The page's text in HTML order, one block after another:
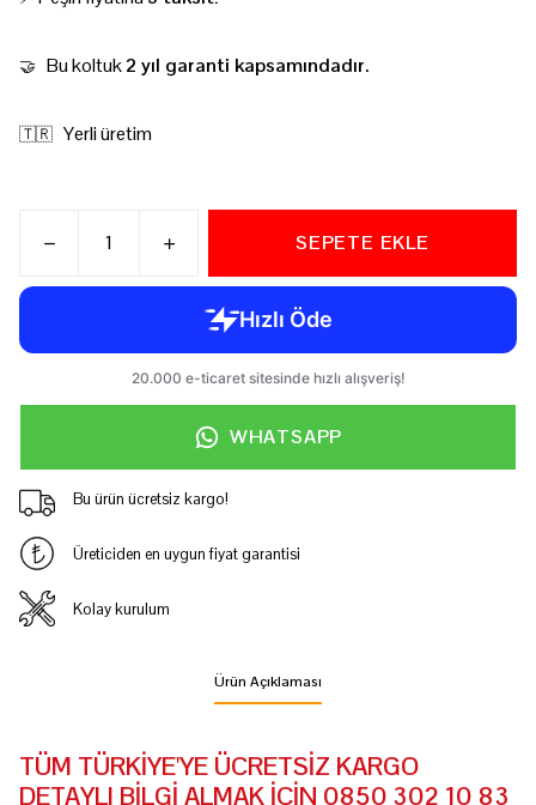
🤝 Bu koltuk2 yıl garanti kapsamındadır.
🇹🇷 Yerli üretim
SEPETE EKLE
WHATSAPP
Bu ürün ücretsiz kargo!
Üreticiden en uygun fiyat garantisi
Kolay kurulum
Ürün Açıklaması
TÜM TÜRKİYE'YE ÜCRETSİZ KARGO
DETAYLI BİLGİ ALMAK İÇİN 0850 302 10 83